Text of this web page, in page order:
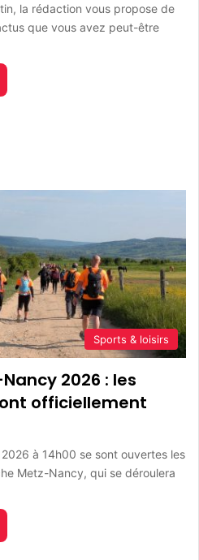
la rédaction vous propose de
que vous avez peut-être
Sports & loisirs
2026 : les
officiellement
à 14h00 se sont ouvertes les
Metz-Nancy, qui se déroulera